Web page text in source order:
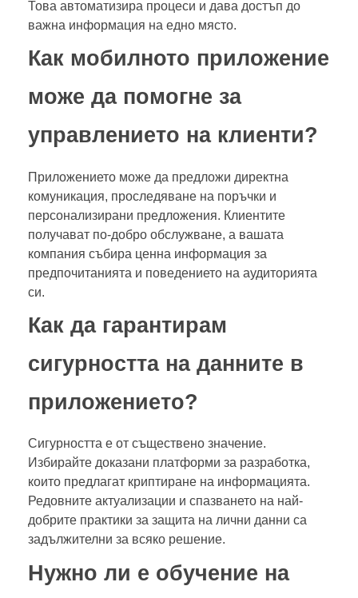
Това автоматизира процеси и дава достъп до
важна информация на едно място.
Как мобилното приложение
може да помогне за
управлението на клиенти?
Приложението може да предложи директна
комуникация, проследяване на поръчки и
персонализирани предложения. Клиентите
получават по-добро обслужване, а вашата
компания събира ценна информация за
предпочитанията и поведението на аудиторията
си.
Как да гарантирам
сигурността на данните в
приложението?
Сигурността е от съществено значение.
Избирайте доказани платформи за разработка,
които предлагат криптиране на информацията.
Редовните актуализации и спазването на най-
добрите практики за защита на лични данни са
задължителни за всяко решение.
Нужно ли е обучение на